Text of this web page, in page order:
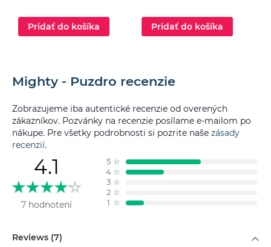
Pridať do košíka Pridať do košíka
Mighty - Puzdro recenzie
Zobrazujeme iba autentické recenzie od overených
zákazníkov. Pozvánky na recenzie posílame e-mailom po
nákupe. Pre všetky podrobnosti si pozrite naše zásady
recenzií.
4.1
7 hodnotení
5 ☆
4 ☆
3 ☆
2 ☆
1 ☆
Reviews (7)